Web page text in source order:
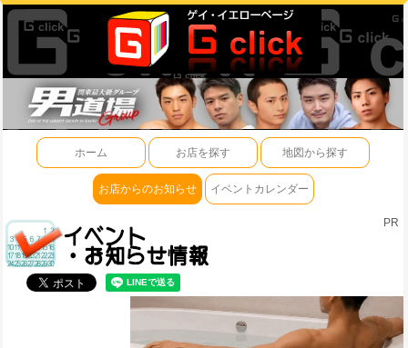
ホーム お店を探す 地図から探す
お店からのお知らせ イベントカレンダー
PR